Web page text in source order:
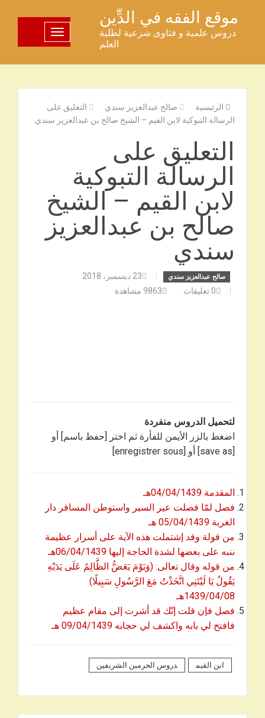
المحتوى
موقع الفقه في الدِّين
دروس علمية و فتاوى شرعية لطلبة
العلم
تبديل اللوحة
الرئيسية صالح عبدالعزيز سندي
التعليق على
الرسالة التبوكية لابن القيم – الشيخ صالح بن عبدالعزيز سندي
التعليق على
الرسالة التبوكية
لابن القيم – الشيخ
صالح بن عبدالعزيز
سندي
صالح عبدالعزيز سندي
23 ديسمبر، 2018
0تعليقات 9863 مشاهدة
لتحميل الدروس منفردة
اضغط بالزر الأيمن للفأرة ثم اختر [حفظ باسم] أو
[save as] أو [enregistrer sous]
المقدمة 04/04/1439هـ
فصل لمّا فصلت عير السير واستوطن المسافر دار
الغربة 05/04/1439 هـ
من قولة وقد إشتملت هذه الآية على أسرار عظيمة
ننبه على بعضها لشدة الحاجة إليها 06/04/1439هـ
من قوله وقال تعالى: (وَيَوْمَ يَعَضُّ الظَّالِمُ عَلَى يَدَيْهِ
يَقُولُ يَا لَيْتَنِي اتَّخَذْتُ مَعَ الرَّسُولِ سَبِيلًا)
1439/04/08هـ
فصل فإن قلت إنّك قد أشرت إلى مقام عظيم
فافتح لي بابه واكشف لي حجابه 09/04/1439 هـ
ابن القيم دروس الحرمين الشريفين